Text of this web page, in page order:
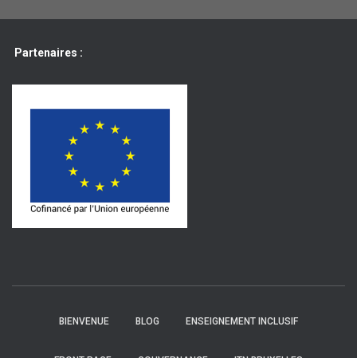
Partenaires :
BIENVENUE BLOG ENSEIGNEMENT INCLUSIF